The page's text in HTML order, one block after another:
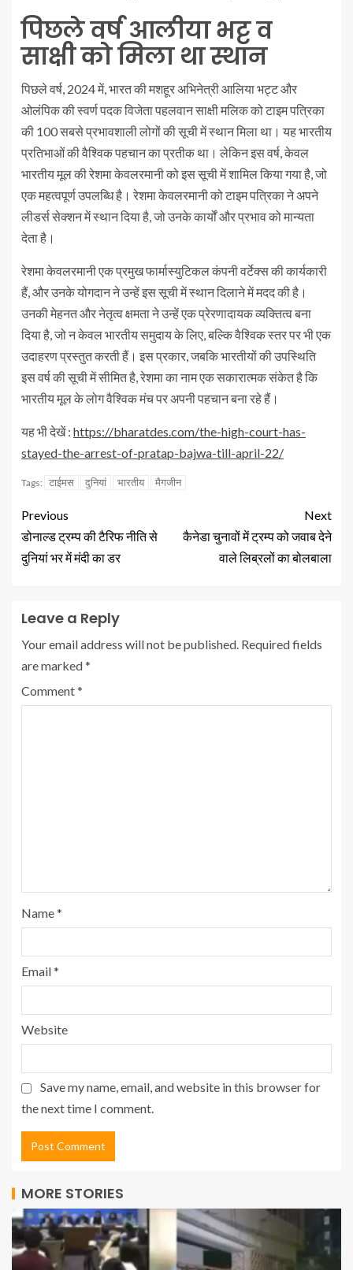
पिछले वर्ष आलीया भट्ट व
साक्षी को मिला था स्थान
पिछले वर्ष, 2024 में, भारत की मशहूर अभिनेत्री आलिया भट्ट और
ओलंपिक की स्वर्ण पदक विजेता पहलवान साक्षी मलिक को टाइम पत्रिका
की 100 सबसे प्रभावशाली लोगों की सूची में स्थान मिला था। यह भारतीय
प्रतिभाओं की वैश्विक पहचान का प्रतीक था। लेकिन इस वर्ष, केवल
भारतीय मूल की रेशमा केवलरमानी को इस सूची में शामिल किया गया है, जो
एक महत्वपूर्ण उपलब्धि है। रेशमा केवलरमानी को टाइम पत्रिका ने अपने
लीडर्स सेक्शन में स्थान दिया है, जो उनके कार्यों और प्रभाव को मान्यता
देता है।
रेशमा केवलरमानी एक प्रमुख फार्मास्युटिकल कंपनी वर्टेक्स की कार्यकारी
हैं, और उनके योगदान ने उन्हें इस सूची में स्थान दिलाने में मदद की है।
उनकी मेहनत और नेतृत्व क्षमता ने उन्हें एक प्रेरणादायक व्यक्तित्व बना
दिया है, जो न केवल भारतीय समुदाय के लिए, बल्कि वैश्विक स्तर पर भी एक
उदाहरण प्रस्तुत करती हैं। इस प्रकार, जबकि भारतीयों की उपस्थिति
इस वर्ष की सूची में सीमित है, रेशमा का नाम एक सकारात्मक संकेत है कि
भारतीय मूल के लोग वैश्विक मंच पर अपनी पहचान बना रहे हैं।
यह भी देखें : https://bharatdes.com/the-high-court-has-
stayed-the-arrest-of-pratap-bajwa-till-april-22/
Tags: टाईमस दुनियां भारतीय मैगजीन
Previous
डोनाल्ड ट्रम्प की टैरिफ नीति से
दुनियां भर में मंदी का डर
Next
कैनेडा चुनावों में ट्रम्प को जवाब देने
वाले लिब्रलों का बोलबाला
Leave a Reply
Your email address will not be published. Required fields
are marked*
Comment*
Name*
Email*
Website
Save my name, email, and website in this browser for
the next time I comment.
MORE STORIES